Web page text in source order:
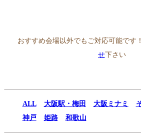
おすすめ会場以外でもご対応可能です
せ下さい
ALL 大阪駅・梅田 大阪ミナミ
神戸
姫路 和歌山